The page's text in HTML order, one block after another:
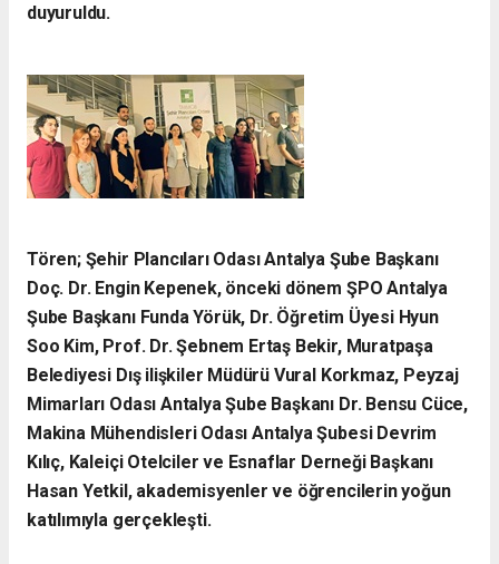
duyuruldu.
Tören; Şehir Plancıları Odası Antalya Şube Başkanı
Doç. Dr. Engin Kepenek, önceki dönem ŞPO Antalya
Şube Başkanı Funda Yörük, Dr. Öğretim Üyesi Hyun
Soo Kim, Prof. Dr. Şebnem Ertaş Bekir, Muratpaşa
Belediyesi Dış ilişkiler Müdürü Vural Korkmaz, Peyzaj
Mimarları Odası Antalya Şube Başkanı Dr. Bensu Cüce,
Makina Mühendisleri Odası Antalya Şubesi Devrim
Kılıç, Kaleiçi Otelciler ve Esnaflar Derneği Başkanı
Hasan Yetkil, akademisyenler ve öğrencilerin yoğun
katılımıyla gerçekleşti.